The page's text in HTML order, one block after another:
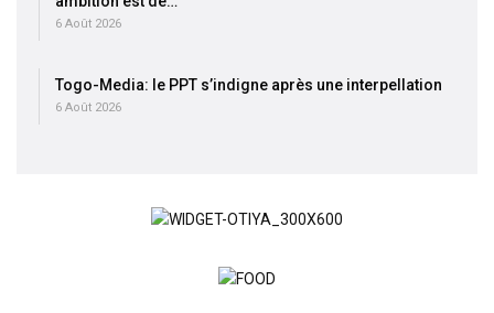
6 Août 2026
Togo-Media: le PPT s’indigne après une interpellation
6 Août 2026